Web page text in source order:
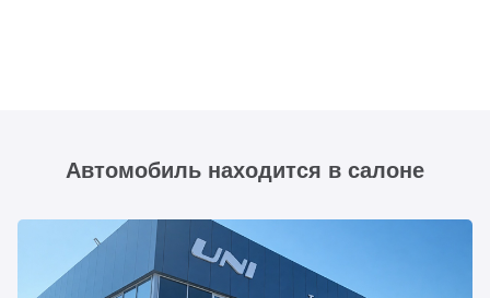
Автомобиль находится в салоне